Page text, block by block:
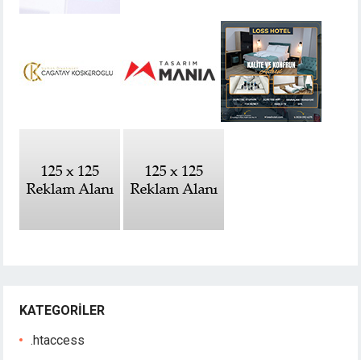
KATEGORILER
.htaccess